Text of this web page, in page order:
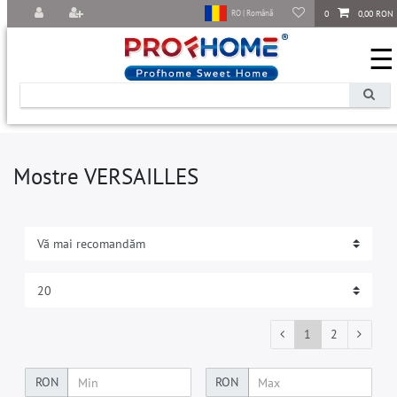
0 0,00 RON
RO | Română
☰
Mostre VERSAILLES
1 2
RON RON